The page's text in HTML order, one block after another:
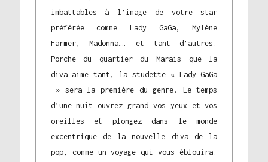
imbattables à l’image de votre star
préférée comme Lady GaGa, Mylène
Farmer, Madonna…. et tant d’autres.
Porche du quartier du Marais que la
diva aime tant, la studette « Lady GaGa
» sera la première du genre. Le temps
d’une nuit ouvrez grand vos yeux et vos
oreilles et plongez dans le monde
excentrique de la nouvelle diva de la
pop, comme un voyage qui vous éblouira.